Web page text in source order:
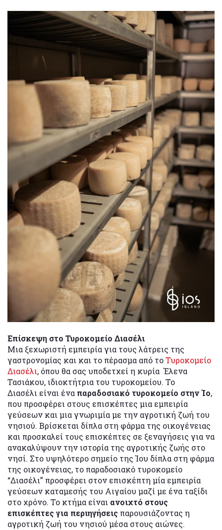
Επίσκεψη στο Τυροκομείο Διασέλι
Μια ξεχωριστή εμπειρία για τους λάτρεις της
γαστρονομίας και και το πέρασμα από τοΤυροκομείο
Διασέλι, όπου θα σας υποδετχεί η κυρία Έλενα
Τασιάκου, ιδιοκτήτρια του τυροκομείου. Το
Διασέλι είναι ένα παραδοσιακό τυροκομείο στην Ίο,
που προσφέρει στους επισκέπτες μια εμπειρία
γεύσεων και μια γνωριμία με την αγροτική ζωή του
νησιού. Βρίσκεται δίπλα στη φάρμα της οικογένειας
και προσκαλεί τους επισκέπτες σε ξεναγήσεις για να
ανακαλύψουν την ιστορία της αγροτικής ζωής στο
νησί. Στο υψηλότερο σημείο της Ίου δίπλα στη φάρμα
της οικογένειας, το παραδοσιακό τυροκομείο
“Διασέλι” προσφέρει στον επισκέπτη μία εμπειρία
γεύσεων καταμεσής του Αιγαίου μαζί με ένα ταξίδι
στο χρόνο. Το κτήμα είναι ανοιχτό στους
επισκέπτες για περιηγήσεις παρουσιάζοντας η
αγροτική ζωή του νησιού μέσα στους αιώνες.